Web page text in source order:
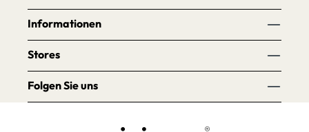
Informationen
Stores
Folgen Sie uns